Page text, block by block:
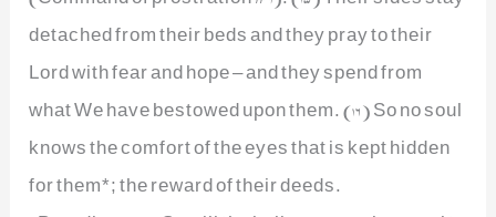
detached from their beds and they pray to their
Lord with fear and hope – and they spend from
what We have bestowed upon them. (16) So no soul
knows the comfort of the eyes that is kept hidden
for them*; the reward of their deeds.